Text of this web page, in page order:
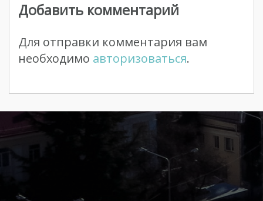
записям
Добавить комментарий
Для отправки комментария вам
необходимо авторизоваться.